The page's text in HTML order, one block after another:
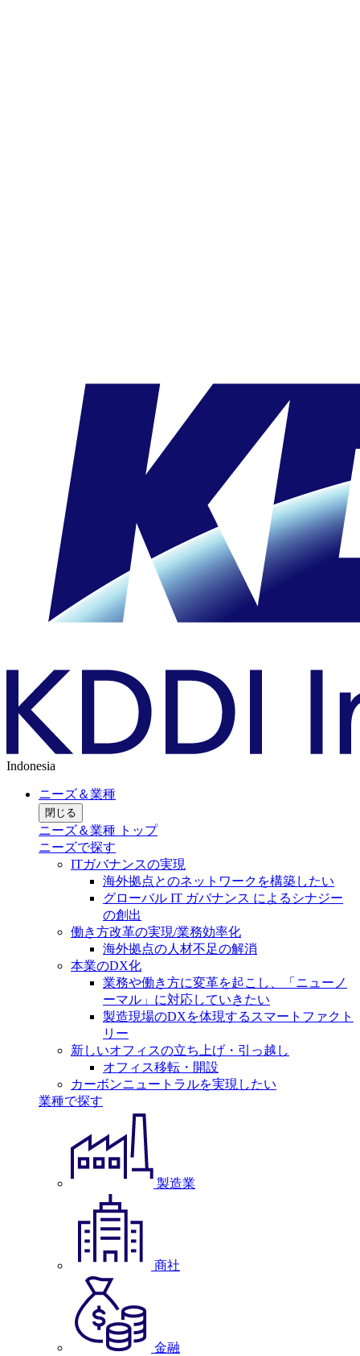
Indonesia
ニーズ＆業種
閉じる
ニーズ＆業種 トップ
ニーズで探す
ITガバナンスの実現
海外拠点とのネットワークを構築したい
グローバル IT ガバナンス によるシナジー
の創出
働き方改革の実現/業務効率化
海外拠点の人材不足の解消
本業のDX化
業務や働き方に変革を起こし、「ニューノ
ーマル」に対応していきたい
製造現場のDXを体現するスマートファクト
リー
新しいオフィスの立ち上げ・引っ越し
オフィス移転・開設
カーボンニュートラルを実現したい
業種で探す
製造業
商社
金融